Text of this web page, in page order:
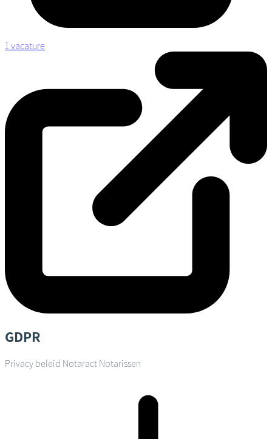
1 vacature
GDPR
Privacy beleid Notaract Notarissen